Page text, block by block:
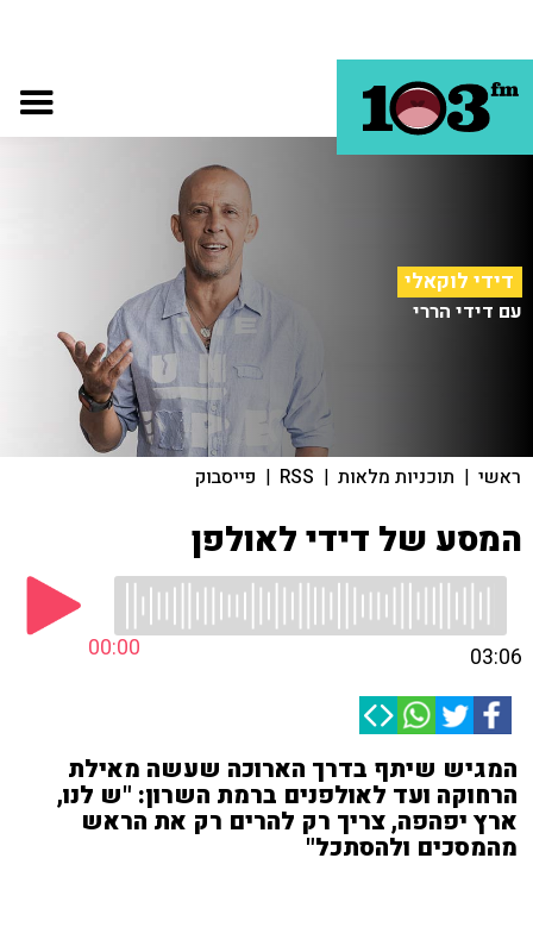
דידי לוקאלי
עם דידי הררי
ראשי | תוכניות מלאות |
RSS
| פייסבוק
המסע של דידי לאולפן
00:00 03:06
המגיש שיתף בדרך הארוכה שעשה מאילת
הרחוקה ועד לאולפנים ברמת השרון: "ש לנו,
ארץ יפהפה, צריך רק להרים רק את הראש
מהמסכים ולהסתכל"